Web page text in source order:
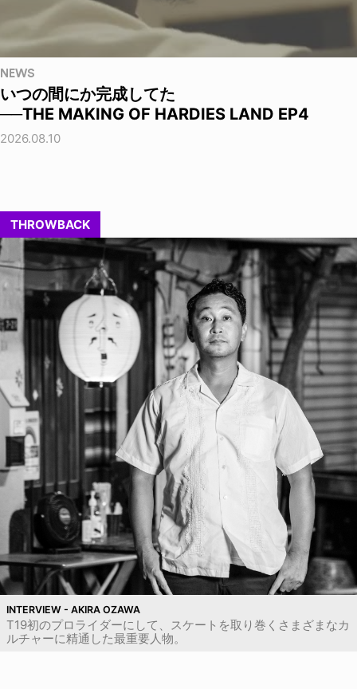
NEWS
いつの間にか完成してた
──THE MAKING OF HARDIES LAND EP4
2026.08.10
THROWBACK
INTERVIEW - AKIRA OZAWA
T19初のプロライダーにして、スケートを取り巻くさまざまなカ
ルチャーに精通した最重要人物。